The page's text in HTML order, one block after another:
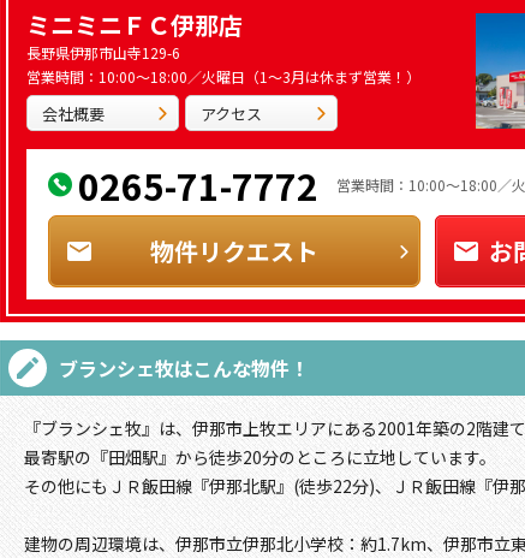
ミニミニＦＣ伊那店
長野県伊那市山寺129-6
営業時間：10:00～18:00／火曜日（1～3月は休まず営業！）
会社概要 アクセス
0265-71-7772 営業時間：10:00～18:00／
物件リクエスト お
ブランシェ牧はこんな物件！
『ブランシェ牧』は、伊那市上牧エリアにある2001年築の2階建
最寄駅の『田畑駅』から徒歩20分のところに立地しています。
その他にもＪＲ飯田線『伊那北駅』(徒歩22分)、ＪＲ飯田線『伊
建物の周辺環境は、伊那市立伊那北小学校：約1.7km、伊那市立